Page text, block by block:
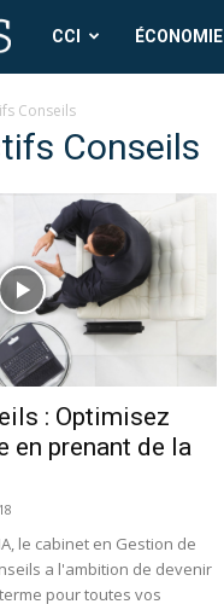
CCI
News
CCI ÉCONOMIE
Conseils
Conseils
: Optimisez
en prenant de la
le cabinet en Gestion de
a l'ambition de devenir
pour toutes vos